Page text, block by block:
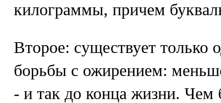
килограммы, причем
Второе: существует только
борьбы с ожирением:
- и так до конца жизни. Чем